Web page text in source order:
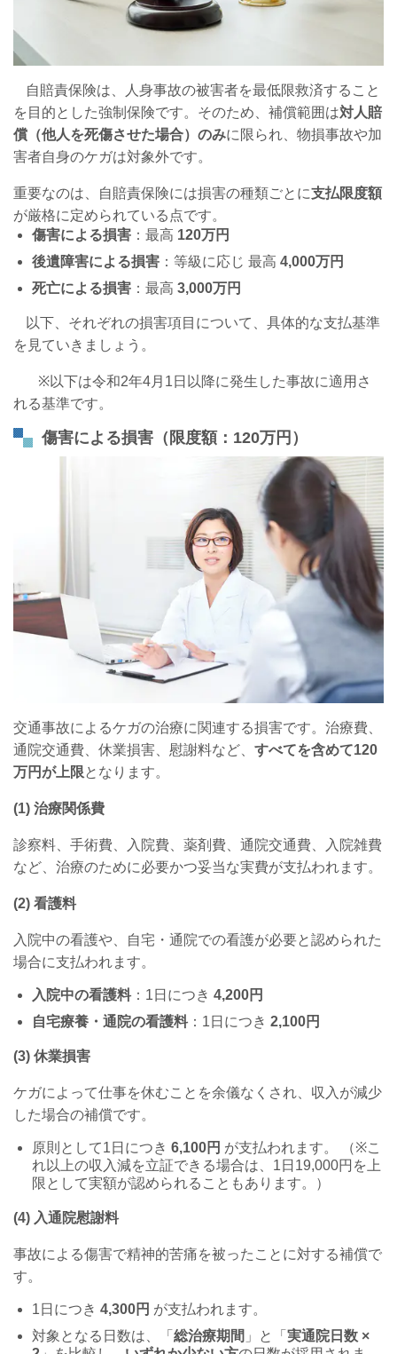
自賠責保険は、人身事故の被害者を最低限救済すること
を目的とした強制保険です。そのため、補償範囲は対人賠
償（他人を死傷させた場合）のみに限られ、物損事故や加
害者自身のケガは対象外です。
重要なのは、自賠責保険には損害の種類ごとに支払限度額
が厳格に定められている点です。
傷害による損害 ：最高 120万円
後遺障害による損害 ：等級に応じ 最高 4,000万円
死亡による損害 ：最高 3,000万円
以下、それぞれの損害項目について、具体的な支払基準
を見ていきましょう。
※以下は令和2年4月 1 日以降に発生した事故に適用さ
れる基準です。
傷害による損害（限度額：120万円）
交通事故によるケガの治療に関連する損害です。治療費、
通院交通費、休業損害、慰謝料など、 すべてを含めて120
万円が上限となります。
(1) 治療関係費
診察料、手術費、入院費、薬剤費、通院交通費、入院雑費
など、治療のために必要かつ妥当な実費が支払われます。
(2) 看護料
入院中の看護や、自宅・通院での看護が必要と認められた
場合に支払われます。
入院中の看護料： 1 日につき 4,200円
自宅療養・通院の看護料： 1 日につき 2,100円
(3) 休業損害
ケガによって仕事を休むことを余儀なくされ、収入が減少
した場合の補償です。
原則として1 日につき 6,100円 が支払われます。 （※こ
れ以上の収入減を立証できる場合は、 1 日 19,000円を上
限として実額が認められることもあります。）
(4) 入通院慰謝料
事故による傷害で精神的苦痛を被ったことに対する補償で
す。
1 日につき 4,300円 が支払われます。
対象となる日数は、「 総治療期間 」と「 実通院日数 ×